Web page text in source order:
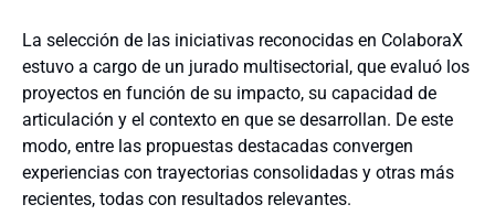
La selección de las iniciativas reconocidas en ColaboraX
estuvo a cargo de un jurado multisectorial, que evaluó los
proyectos en función de su impacto, su capacidad de
articulación y el contexto en que se desarrollan. De este
modo, entre las propuestas destacadas convergen
experiencias con trayectorias consolidadas y otras más
recientes, todas con resultados relevantes.